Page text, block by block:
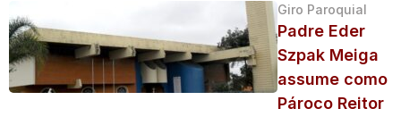
Giro Paroquial
Padre Eder
Szpak Meiga
assume como
Pároco Reitor